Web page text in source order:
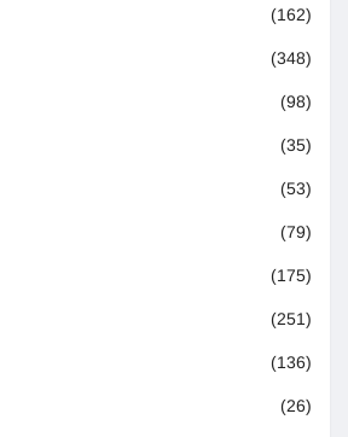
(162)
(348)
(98)
(35)
(53)
(79)
(175)
(251)
(136)
(26)